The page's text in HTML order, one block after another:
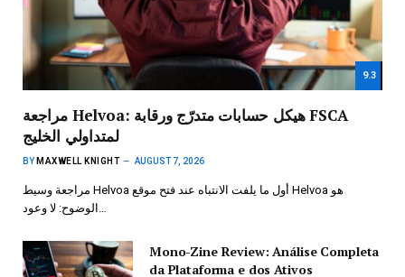
9.3
مراجعة Helvoa: هيكل حسابات متدرّج ورقابة FSCA
لمتداولي الخليج
BY MAXWELL KNIGHT AUGUST 7, 2026
مراجعة وسيط Helvoa أول ما يلفت الانتباه عند فتح موقع Helvoa هو
Mono-Zine Review: Análise Completa
da Plataforma e dos Ativos